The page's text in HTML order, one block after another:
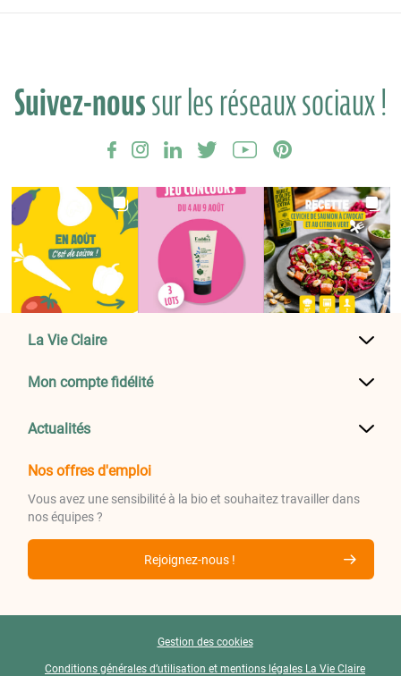
Suivez-noussur les réseaux sociaux !
La Vie Claire
Mon compte fidélité
Actualités
Nos offres d'emploi
Vous avez une sensibilité à la bio et souhaitez travailler dans
nos équipes ?
Rejoignez-nous !
Gestion des cookies
Conditions générales d’utilisation et mentions légales La Vie Claire